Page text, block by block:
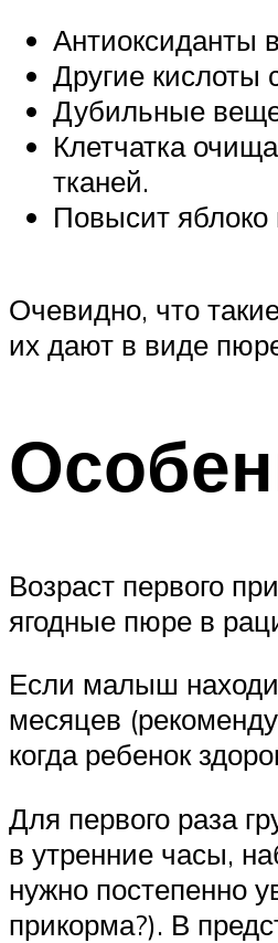
Антиоксиданты
Другие кислоты
Дубильные
Клетчатка
тканей.
Повысит яблоко
Очевидно, что
их дают в виде
Возраст первого
ягодные пюре в
Если малыш
месяцев
когда ребенок
Для первого раза
в утренние часы,
нужно постепенно
прикорма?). В